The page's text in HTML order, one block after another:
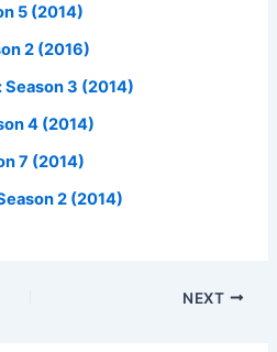
5 (2014)
2 (2016)
3 (2014)
4 (2014)
7 (2014)
2 (2014)
NEXT